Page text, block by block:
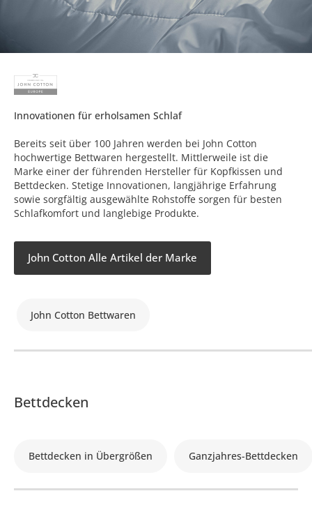
Innovationen für erholsamen Schlaf
Bereits seit über 100 Jahren werden bei John Cotton
hochwertige Bettwaren hergestellt. Mittlerweile ist die
Marke einer der führenden Hersteller für Kopfkissen und
Bettdecken. Stetige Innovationen, langjährige Erfahrung
sowie sorgfältig ausgewählte Rohstoffe sorgen für besten
Schlafkomfort und langlebige Produkte.
John Cotton Alle Artikel der Marke
John Cotton Bettwaren
Bettdecken
Bettdecken in Übergrößen Ganzjahres-Bettdecken